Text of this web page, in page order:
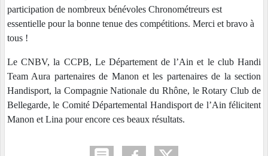
participation de nombreux bénévoles Chronométreurs est
essentielle pour la bonne tenue des compétitions. Merci et bravo à
tous !
Le CNBV, la CCPB, Le Département de l’Ain et le club Handi
Team Aura partenaires de Manon et les partenaires de la section
Handisport, la Compagnie Nationale du Rhône, le Rotary Club de
Bellegarde, le Comité Départemental Handisport de l’Ain félicitent
Manon et Lina pour encore ces beaux résultats.